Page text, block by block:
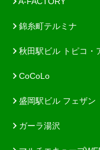
錦糸町テルミナ
秋田駅ビル トピコ・
CoCoLo
盛岡駅ビル フェザン
ガーラ湯沢